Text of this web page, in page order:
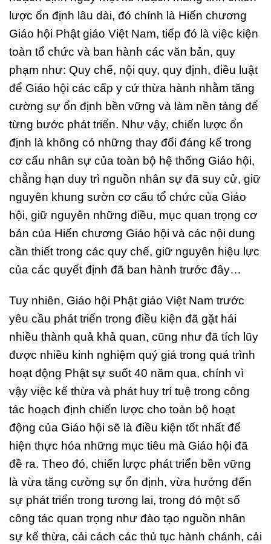
lược ổn định lâu dài, đó chính là Hiến chương
Giáo hội Phật giáo Việt Nam, tiếp đó là việc kiện
toàn tổ chức và ban hành các văn bản, quy
phạm như: Quy chế, nội quy, quy định, điều luật
để Giáo hội các cấp y cứ thừa hành nhằm tăng
cường sự ổn định bền vững và làm nền tảng để
từng bước phát triển. Như vậy, chiến lược ổn
định là không có những thay đổi đáng kể trong
cơ cấu nhân sự của toàn bộ hệ thống Giáo hội,
chẳng hạn duy trì nguồn nhân sự đã suy cử, giữ
nguyên khung sườn cơ cấu tổ chức của Giáo
hội, giữ nguyên những điều, mục quan trọng cơ
bản của Hiến chương Giáo hội và các nội dung
cần thiết trong các quy chế, giữ nguyên hiệu lực
của các quyết định đã ban hành trước đây…
Tuy nhiên, Giáo hội Phật giáo Việt Nam trước
yêu cầu phát triển trong điều kiện đã gặt hái
nhiều thành quả khả quan, cũng như đã tích lũy
được nhiều kinh nghiệm quý giá trong quá trình
hoạt động Phật sự suốt 40 năm qua, chính vì
vậy việc kế thừa và phát huy trí tuệ trong công
tác hoạch định chiến lược cho toàn bộ hoạt
động của Giáo hội sẽ là điều kiện tốt nhất để
hiện thực hóa những mục tiêu mà Giáo hội đã
đề ra. Theo đó, chiến lược phát triển bền vững
là vừa tăng cường sự ổn định, vừa hướng đến
sự phát triển trong tương lai, trong đó một số
công tác quan trọng như đào tạo nguồn nhân
sự kế thừa, cải cách các thủ tục hành chánh, cải